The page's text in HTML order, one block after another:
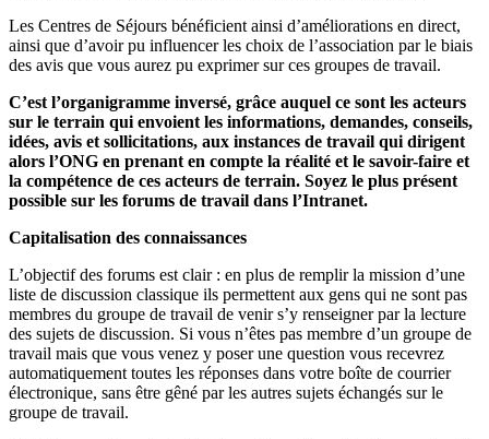
Les Centres de Séjours bénéficient ainsi d’améliorations en direct,
ainsi que d’avoir pu influencer les choix de l’association par le biais
des avis que vous aurez pu exprimer sur ces groupes de travail.
C’est l’organigramme inversé, grâce auquel ce sont les acteurs
sur le terrain qui envoient les informations, demandes, conseils,
idées, avis et sollicitations, aux instances de travail qui dirigent
alors l’ONG en prenant en compte la réalité et le savoir-faire et
la compétence de ces acteurs de terrain. Soyez le plus présent
possible sur les forums de travail dans l’Intranet.
Capitalisation des connaissances
L’objectif des forums est clair : en plus de remplir la mission d’une
liste de discussion classique ils permettent aux gens qui ne sont pas
membres du groupe de travail de venir s’y renseigner par la lecture
des sujets de discussion. Si vous n’êtes pas membre d’un groupe de
travail mais que vous venez y poser une question vous recevrez
automatiquement toutes les réponses dans votre boîte de courrier
électronique, sans être gêné par les autres sujets échangés sur le
groupe de travail.